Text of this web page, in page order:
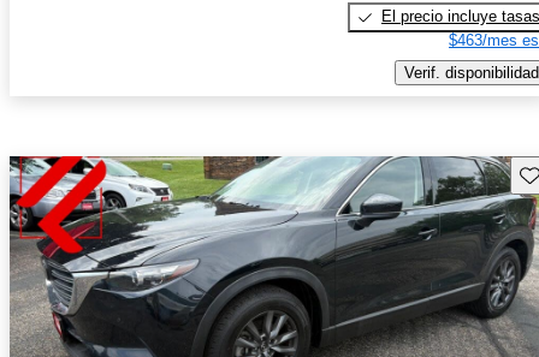
El precio incluye tasas
$463/mes
Verif. disponibilidad